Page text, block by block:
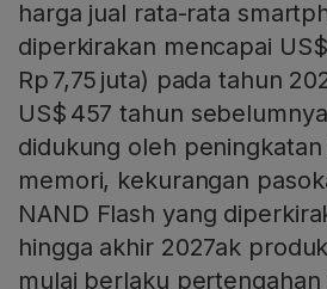
harga jual rata-rata
diperkirakan mencapai
Rp 7,75 juta) pada tahun
US$ 457 tahun
didukung oleh
memori, kekurangan
NAND Flash yang
hingga akhir 2027ak
mulai berlaku pertengahan